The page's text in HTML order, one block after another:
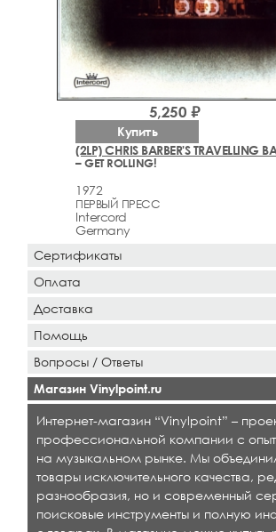
(2LP) CHRIS BARBER'S TRAVELLING
– GET ROLLING!
1972
ПЕРВЫЙ ПРЕСС
Intercord
Germany
5,250 ₽
Купить
Сертификаты
Оплата
Доставка
Помощь
Вопросы / Ответы
Магазин Vinylpoint.ru
Интернет-магазин “Vinylpoint” –
профессиональной компании с
на музыкальном рынке. Мы
товары исключительного качества,
разнообразия, но и современный
поисковые инструменты и полную